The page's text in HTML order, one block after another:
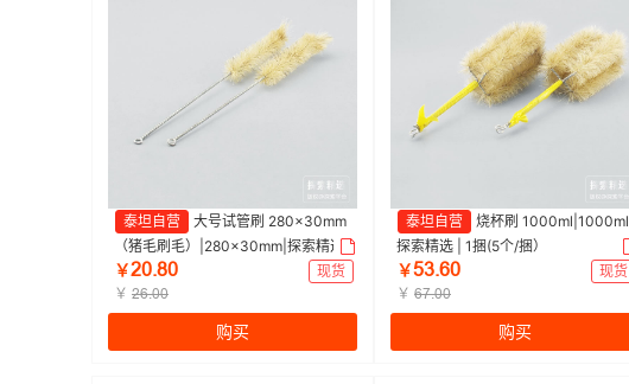
泰坦自营
大号试管刷 280×30mm
（猪毛刷毛）|280×30mm|探索精选
| 1包（10个/包）
￥ſřŤȬř
现货
￥ ſƧŤřř
购买
泰坦自营
烧杯刷 1000ml|1000ml|
探索精选 | 1捆(5个/捆）
￥œŁŤƧř
现货
￥ ƧƚŤřř
购买